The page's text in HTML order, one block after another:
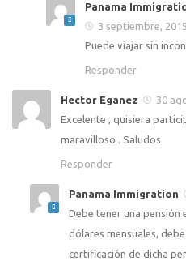
Panama
3 septiembre,
Puede viajar sin
Responder
Hector Eganez
30
Excelente , quisiera
maravilloso . Saludos
Responder
Panama Immigration
Debe tener una pensión
dólares mensuales,
certificación de dicha